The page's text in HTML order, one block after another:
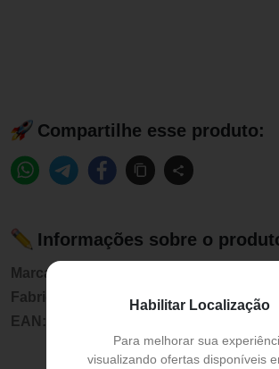
Habilitar Localização
Para melhorar sua
visualizando ofertas disponíveis
Compartilhe esse produto:
Informações sobre o
Marca:
Fabricante:
Tilly Baby
EAN: